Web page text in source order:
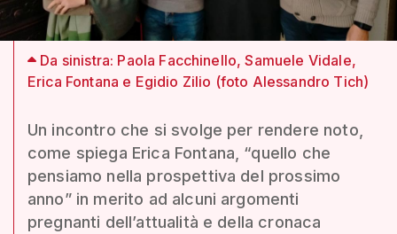
Da sinistra: Paola Facchinello, Samuele Vidale,
Erica Fontana e Egidio Zilio (foto Alessandro Tich)
Un incontro che si svolge per rendere noto,
come spiega Erica Fontana, “quello che
pensiamo nella prospettiva del prossimo
anno” in merito ad alcuni argomenti
pregnanti dell’attualità e della cronaca